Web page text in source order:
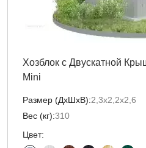
Хозблок с Двускатной
Mini
Размер (ДxШxВ):2,3х2,2х2,6
Вес (кг):310
Цвет: